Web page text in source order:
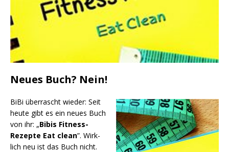
Neues Buch? Nein!
BiBi über­rascht wie­der: Seit
heu­te gibt es ein neu­es Buch
von ihr: „Bibis Fit­ness-
Rezep­te Eat clean”. Wirk­
lich neu ist das Buch nicht.